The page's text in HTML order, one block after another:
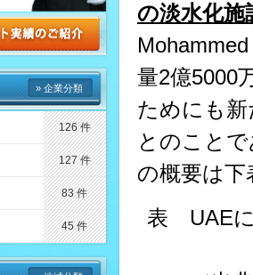
の淡水化
量2億5000
ためにも
とのこと
の概要は
表 UAEに
» 企業分類
126 件
127 件
83 件
45 件